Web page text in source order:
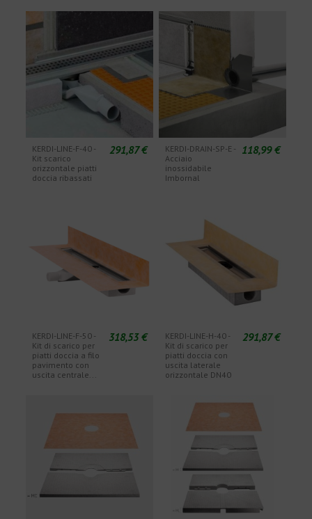
KERDI-LINE-F-40 -
Kit scarico
orizzontale piatti
doccia ribassati
291,87 €
KERDI-DRAIN-SP-E -
Acciaio
inossidabile
Imbornal
118,99 €
KERDI-LINE-F-50 -
Kit di scarico per
piatti doccia a filo
pavimento con
uscita centrale...
318,53 €
KERDI-LINE-H-40 -
Kit di scarico per
piatti doccia con
uscita laterale
orizzontale DN40
291,87 €